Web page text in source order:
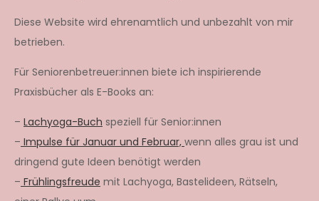
Diese Website wird ehrenamtlich und unbezahlt von mir
betrieben.
Für Seniorenbetreuer:innen biete ich inspirierende
Praxisbücher als E-Books an:
– Lachyoga-Buch speziell für Senior:innen
– Impulse für Januar und Februar, wenn alles grau ist und
dringend gute Ideen benötigt werden
– Frühlingsfreude mit Lachyoga, Bastelideen, Rätseln,